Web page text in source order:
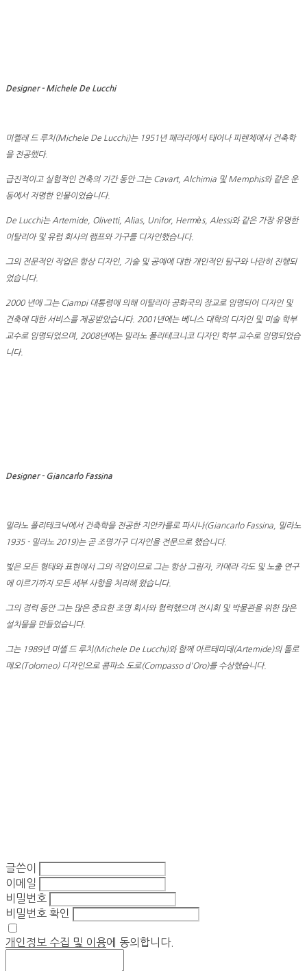
Designer - Michele De Lucchi
미켈레 드 루치(Michele De Lucchi)는 1951년 페라라에서 태어나 피렌체에서 건축학
을 전공했다.
급진적이고 실험적인 건축의 기간 동안 그는 Cavart, Alchimia 및 Memphis와 같은 운
동에서 저명한 인물이었습니다.
De Lucchi는 Artemide, Olivetti, Alias, Unifor, Hermès, Alessi와 같은 가장 유명한
이탈리아 및 유럽 회사의 램프와 가구를 디자인했습니다.
그의 전문적인 작업은 항상 디자인, 기술 및 공예에 대한 개인적인 탐구와 나란히 진행되
었습니다.
2000 년에 그는 Ciampi 대통령에 의해 이탈리아 공화국의 장교로 임명되어 디자인 및
건축에 대한 서비스를 제공받았습니다. 2001년에는 베니스 대학의 디자인 및 미술 학부
교수로 임명되었으며, 2008년에는 밀라노 폴리테크니코 디자인 학부 교수로 임명되었습
니다.
Designer - Giancarlo Fassina
밀라노 폴리테크닉에서 건축학을 전공한 지안카를로 파시나(Giancarlo Fassina, 밀라노
1935 - 밀라노 2019)는 곧 조명기구 디자인을 전문으로 했습니다.
빛은 모든 형태와 표현에서 그의 직업이므로 그는 항상 그림자, 카메라 각도 및 노출 연구
에 이르기까지 모든 세부 사항을 처리해 왔습니다.
그의 경력 동안 그는 많은 중요한 조명 회사와 협력했으며 전시회 및 박물관을 위한 많은
설치물을 만들었습니다.
그는 1989년 미셸 드 루치(Michele De Lucchi)와 함께 아르테미데(Artemide)의 톨로
메오(Tolomeo) 디자인으로 콤파소 도로(Compasso d'Oro)를 수상했습니다.
글쓴이
이메일
비밀번호
비밀번호 확인
개인정보 수집 및 이용에 동의합니다.